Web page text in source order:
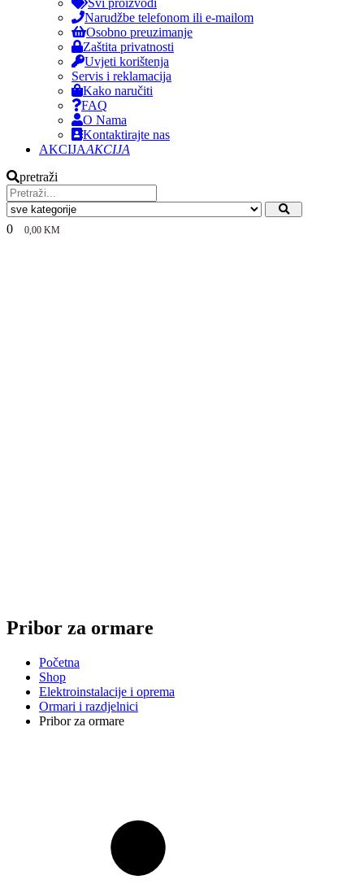
Svi proizvodi
Narudžbe telefonom ili e-mailom
Osobno preuzimanje
Zaštita privatnosti
Uvjeti korištenja
Servis i reklamacija
Kako naručiti
FAQ
O Nama
Kontaktirajte nas
AKCIJAAKCIJA
pretraži
0 0,00 KM
Pribor za ormare
Početna
Shop
Elektroinstalacije i oprema
Ormari i razdjelnici
Pribor za ormare